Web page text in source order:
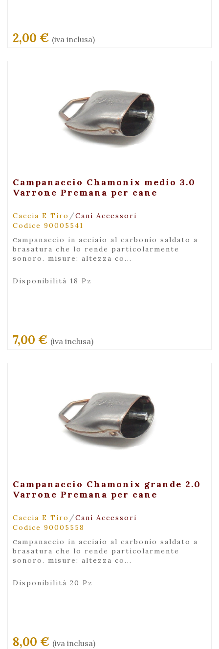
2,00 € (iva inclusa)
+ Visualizza
Campanaccio Chamonix medio 3.0
Varrone Premana per cane
Caccia E Tiro /Cani Accessori
Codice 90005541
campanaccio in acciaio al carbonio saldato a
brasatura che lo rende particolarmente
sonoro. misure: altezza co...
Disponibilità 18 Pz
7,00 € (iva inclusa)
+ Visualizza
Campanaccio Chamonix grande 2.0
Varrone Premana per cane
Caccia E Tiro /Cani Accessori
Codice 90005558
campanaccio in acciaio al carbonio saldato a
brasatura che lo rende particolarmente
sonoro. misure: altezza co...
Disponibilità 20 Pz
8,00 € (iva inclusa)